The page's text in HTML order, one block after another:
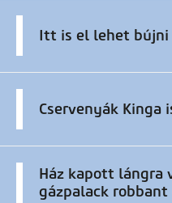
Itt is el lehet bújni
Cservenyák Kinga
Ház kapott lángra
gázpalack